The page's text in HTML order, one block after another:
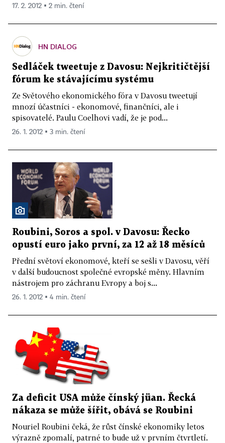
17. 2. 2012 ▪ 2 min. čtení
HN DIALOG
Sedláček tweetuje z Davosu: Nejkritičtější
fórum ke stávajícímu systému
Ze Světového ekonomického fóra v Davosu tweetují
mnozí účastníci - ekonomové, finančníci, ale i
spisovatelé. Paulu Coelhovi vadí, že je pod...
26. 1. 2012 ▪ 3 min. čtení
Roubini, Soros a spol. v Davosu: Řecko
opustí euro jako první, za 12 až 18 měsíců
Přední světoví ekonomové, kteří se sešli v Davosu, věří
v další budoucnost společné evropské měny. Hlavním
nástrojem pro záchranu Evropy a boj s...
26. 1. 2012 ▪ 4 min. čtení
Za deficit USA může čínský jüan. Řecká
nákaza se může šířit, obává se Roubini
Nouriel Roubini čeká, že růst čínské ekonomiky letos
výrazně zpomalí, patrné to bude už v prvním čtvrtletí.